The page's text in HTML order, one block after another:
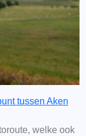
tussen Aken
welke ook